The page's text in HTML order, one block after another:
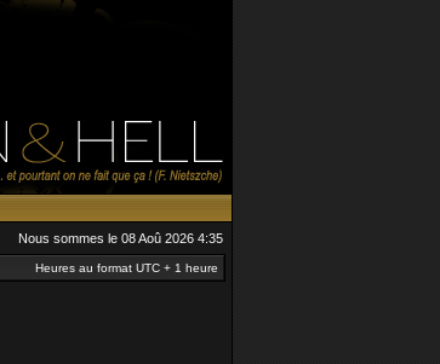
Nous sommes le 08 Aoû 2026 4:35
Heures au format UTC + 1 heure